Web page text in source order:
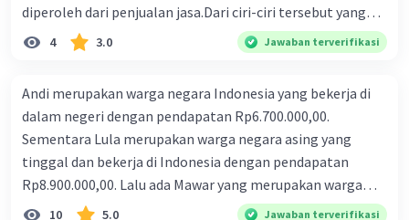
diperoleh dari penjualan jasa.Dari ciri-ciri tersebut yang
merupakan ciri dari perusahaan dagang ditunjukan pada
nomor…. a. 1 dan 3 b. 3 dan 4 c. 2 dan 3 d. 1 dan 2 e. 2 dan 4
4 3.0 Jawaban terverifikasi
Andi merupakan warga negara Indonesia yang bekerja di
dalam negeri dengan pendapatan Rp6.700.000,00.
Sementara Lula merupakan warga negara asing yang
tinggal dan bekerja di Indonesia dengan pendapatan
Rp8.900.000,00. Lalu ada Mawar yang merupakan warga
negara Indonesia yang tinggal dan bekerja di luar negeri
10 5.0 Jawaban terverifikasi